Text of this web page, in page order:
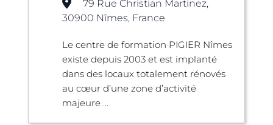
79 Rue Christian Martinez,
30900 Nîmes, France
Le centre de formation PIGIER Nîmes
existe depuis 2003 et est implanté
dans des locaux totalement rénovés
au cœur d’une zone d’activité
majeure ...